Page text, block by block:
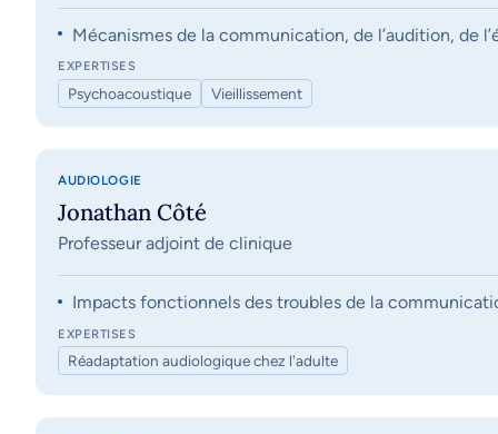
Mécanismes de la communication, de l’audition, de
EXPERTISES
Psychoacoustique Vieillissement
AUDIOLOGIE
Jonathan Côté
Professeur adjoint de clinique
Impacts fonctionnels des troubles de la
EXPERTISES
Réadaptation audiologique chez l'adulte